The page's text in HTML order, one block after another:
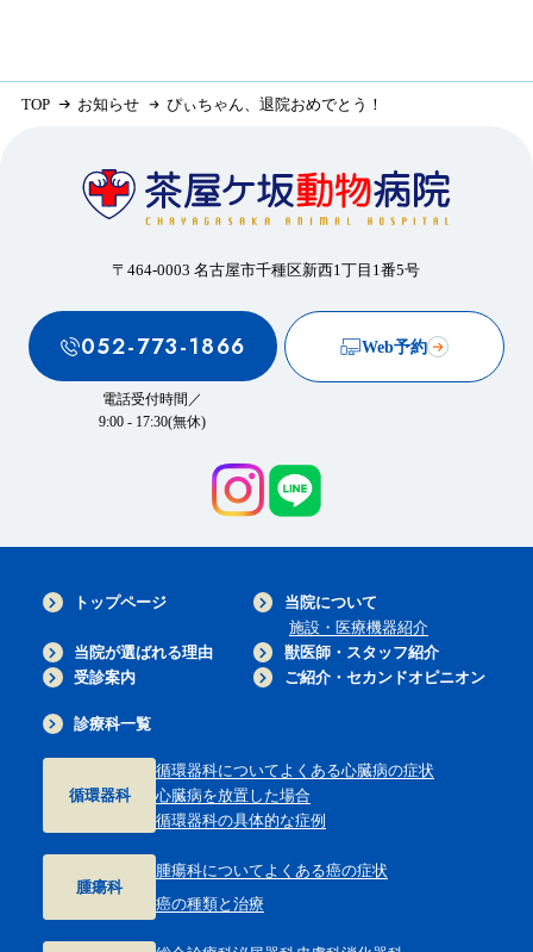
TOP お知らせ ぴぃちゃん、退院おめでとう！
〒464-0003 名古屋市千種区新西1丁目1番5号
052-773-1866
電話受付時間／
9:00 - 17:30(無休)
Web予約
トップページ
当院について
施設・医療機器紹介
当院が選ばれる理由
獣医師・スタッフ紹介
受診案内
ご紹介・セカンドオピニオン
診療科一覧
循環器科
循環器科についてよくある心臓病の症状
心臓病を放置した場合
循環器科の具体的な症例
腫瘍科
腫瘍科についてよくある癌の症状
癌の種類と治療